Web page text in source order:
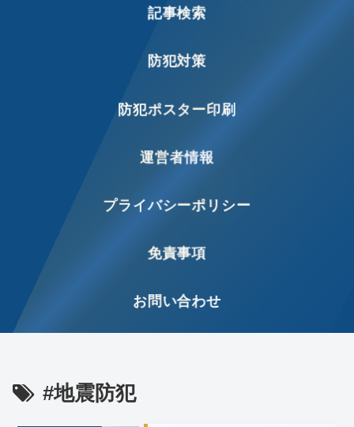
記事検索
防犯対策
防犯ポスター印刷
運営者情報
プライバシーポリシー
免責事項
お問い合わせ
#地震防犯